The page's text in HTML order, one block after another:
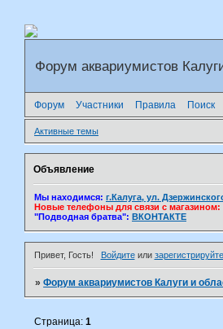
Форум аквариумистов
Форум Участники Правила Поиск
Активные темы
Объявление
Мы находимся: г.Калуга, ул.
Новые телефоны для связи с магазином:
"Подводная братва": ВКОНТАКТЕ
Привет, Гость! Войдитеили
»Форум аквариумистов Калуги и
Страница:1